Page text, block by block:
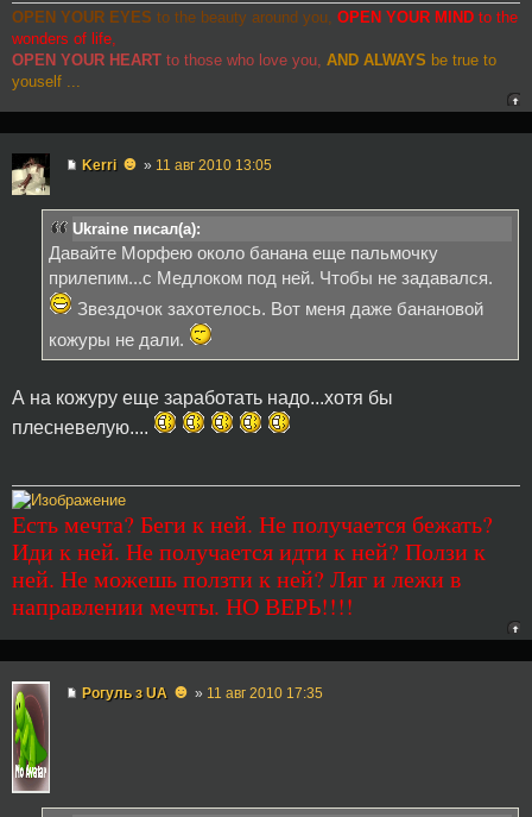
OPEN YOUR EYES to the beauty around you, OPEN YOUR MIND to the
wonders of life,
OPEN YOUR HEART to those who love you, AND ALWAYS be true to
youself ...
Kerri ☻ » 11 авг 2010 13:05
Ukraine писал(а):
Давайте Морфею около банана еще пальмочку
прилепим...с Медлоком под ней. Чтобы не задавался.
Звездочок захотелось. Вот меня даже банановой
кожуры не дали.
А на кожуру еще заработать надо...хотя бы
плесневелую....
Есть мечта? Беги к ней. Не получается бежать?
Иди к ней. Не получается идти к ней? Ползи к
ней. Не можешь ползти к ней? Ляг и лежи в
направлении мечты. НО ВЕРЬ!!!!
Рогуль з UA ☻ » 11 авг 2010 17:35